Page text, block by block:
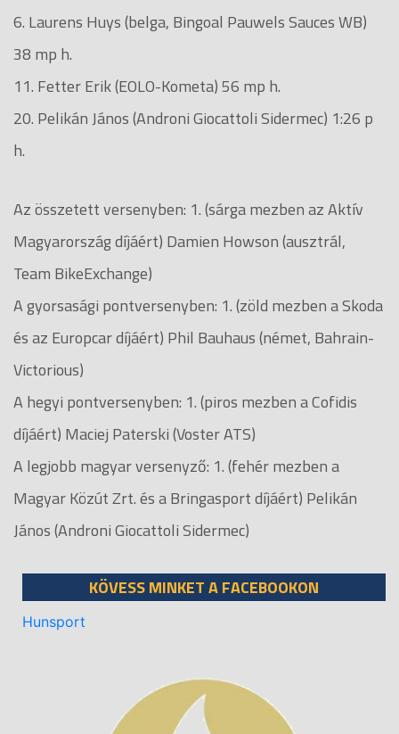
6. Laurens Huys (belga, Bingoal Pauwels Sauces WB)
38 mp h.
11. Fetter Erik (EOLO-Kometa) 56 mp h.
20. Pelikán János (Androni Giocattoli Sidermec) 1:26 p
h.
Az összetett versenyben: 1. (sárga mezben az Aktív
Magyarország díjáért) Damien Howson (ausztrál,
Team BikeExchange)
A gyorsasági pontversenyben: 1. (zöld mezben a Skoda
és az Europcar díjáért) Phil Bauhaus (német, Bahrain-
Victorious)
A hegyi pontversenyben: 1. (piros mezben a Cofidis
díjáért) Maciej Paterski (Voster ATS)
A legjobb magyar versenyző: 1. (fehér mezben a
Magyar Közút Zrt. és a Bringasport díjáért) Pelikán
János (Androni Giocattoli Sidermec)
KÖVESS MINKET A FACEBOOKON
Hunsport